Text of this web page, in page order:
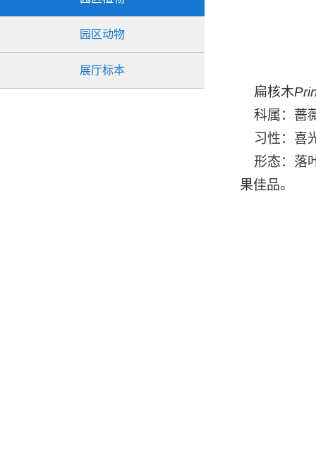
园区动物
展厅标本
扁核木
科属：蔷
习性：喜
形态：落
果佳品。